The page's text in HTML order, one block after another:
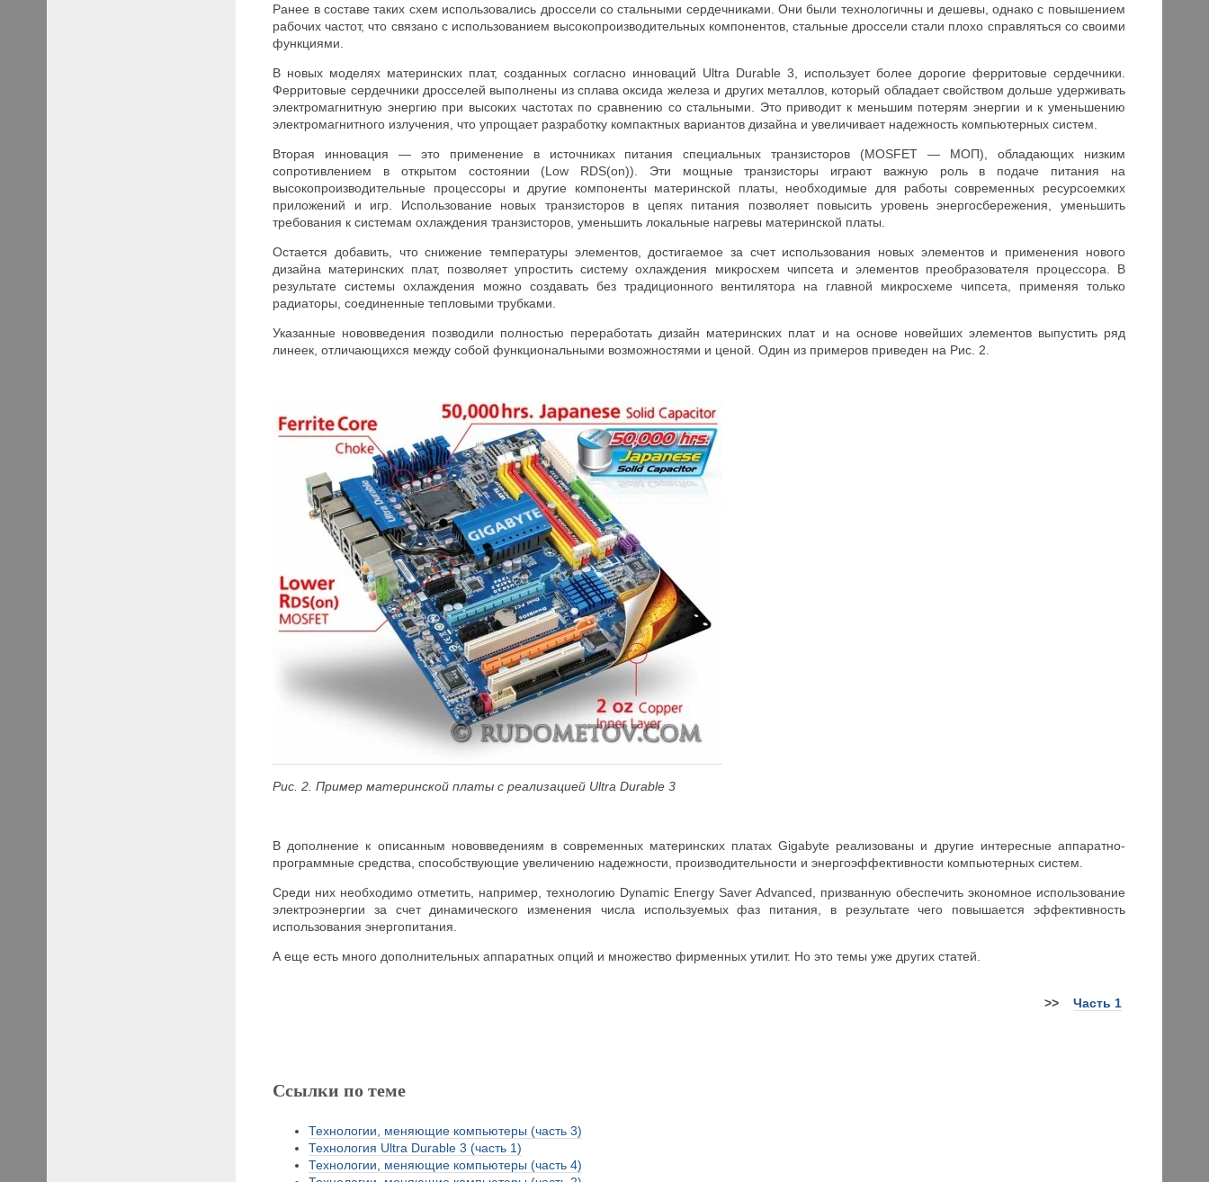
Ранее в составе таких схем использовались дроссели со стальными сердечниками. Они были технологичны и дешевы, однако с повышением
рабочих частот, что связано с использованием высокопроизводительных компонентов, стальные дроссели стали плохо справляться со своими
функциями.
В новых моделях материнских плат, созданных согласно инноваций Ultra Durable 3, использует более дорогие ферритовые сердечники.
Ферритовые сердечники дросселей выполнены из сплава оксида железа и других металлов, который обладает свойством дольше удерживать
электромагнитную энергию при высоких частотах по сравнению со стальными. Это приводит к меньшим потерям энергии и к уменьшению
электромагнитного излучения, что упрощает разработку компактных вариантов дизайна и увеличивает надежность компьютерных систем.
Вторая инновация — это применение в источниках питания специальных транзисторов (MOSFET — МОП), обладающих низким
сопротивлением в открытом состоянии (Low RDS(on)). Эти мощные транзисторы играют важную роль в подаче питания на
высокопроизводительные процессоры и другие компоненты материнской платы, необходимые для работы современных ресурсоемких
приложений и игр. Использование новых транзисторов в цепях питания позволяет повысить уровень энергосбережения, уменьшить
требования к системам охлаждения транзисторов, уменьшить локальные нагревы материнской платы.
Остается добавить, что снижение температуры элементов, достигаемое за счет использования новых элементов и применения нового
дизайна материнских плат, позволяет упростить систему охлаждения микросхем чипсета и элементов преобразователя процессора. В
результате системы охлаждения можно создавать без традиционного вентилятора на главной микросхеме чипсета, применяя только
радиаторы, соединенные тепловыми трубками.
Указанные нововведения позводили полностью переработать дизайн материнских плат и на основе новейших элементов выпустить ряд
линеек, отличающихся между собой функциональными возможностями и ценой. Один из примеров приведен на Рис. 2.
Рис. 2. Пример материнской платы с реализацией Ultra Durable 3
В дополнение к описанным нововведениям в современных материнских платах Gigabyte реализованы и другие интересные аппаратно-
программные средства, способствующие увеличению надежности, производительности и энергоэффективности компьютерных систем.
Среди них необходимо отметить, например, технологию Dynamic Energy Saver Advanced, призванную обеспечить экономное использование
электроэнергии за счет динамического изменения числа используемых фаз питания, в результате чего повышается эффективность
использования энергопитания.
А еще есть много дополнительных аппаратных опций и множество фирменных утилит. Но это темы уже других статей.
>> Часть 1
Ссылки по теме
Технологии, меняющие компьютеры (часть 3)
Технология Ultra Durable 3 (часть 1)
Технологии, меняющие компьютеры (часть 4)